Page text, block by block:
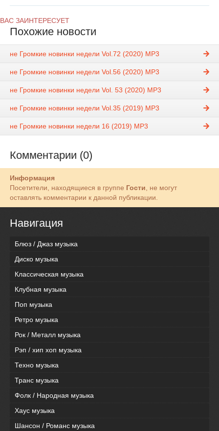
ВАС ЗАИНТЕРЕСУЕТ
Похожие новости
не Громкие новинки недели Vol.72 (2020) MP3
не Громкие новинки недели Vol.56 (2020) MP3
не Громкие новинки недели Vol. 53 (2020) MP3
не Громкие новинки недели Vol.35 (2019) MP3
не Громкие новинки недели 16 (2019) MP3
Комментарии (0)
Информация
Посетители, находящиеся в группе Гости, не могут
оставлять комментарии к данной публикации.
Навигация
Блюз / Джаз музыка
Диско музыка
Классическая музыка
Клубная музыка
Поп музыка
Ретро музыка
Рок / Металл музыка
Рэп / хип хоп музыка
Техно музыка
Транс музыка
Фолк / Народная музыка
Хаус музыка
Шансон / Романс музыка